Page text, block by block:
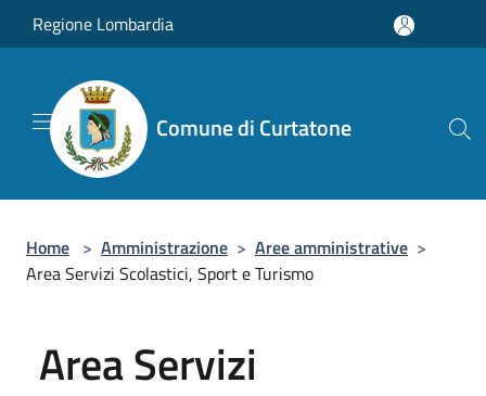
Salta al contenuto principale
Regione Lombardia
Comune di Curtatone
Home > Amministrazione > Aree amministrative >
Area Servizi Scolastici, Sport e Turismo
Area Servizi